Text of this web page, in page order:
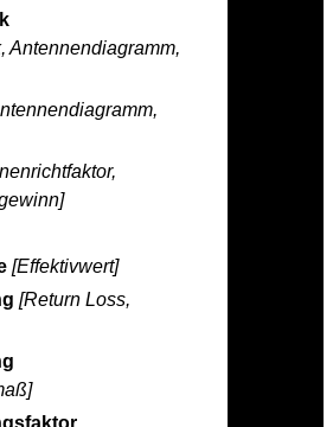
Antennendiagramm,
[Effektivwert]
[Return Loss,